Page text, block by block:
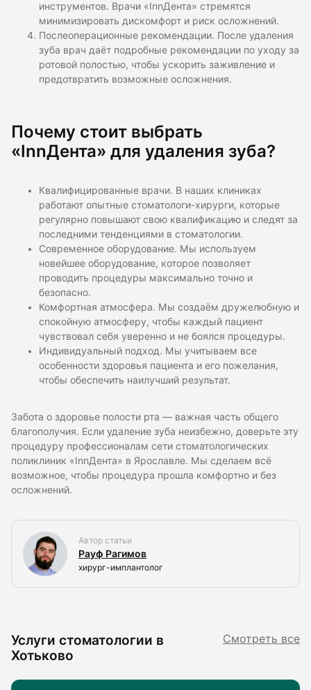
инструментов. Врачи «InnДента» стремятся
минимизировать дискомфорт и риск осложнений.
Послеоперационные рекомендации. После удаления
зуба врач даёт подробные рекомендации по уходу за
ротовой полостью, чтобы ускорить заживление и
предотвратить возможные осложнения.
Почему стоит выбрать
«InnДента» для удаления зуба?
Квалифицированные врачи. В наших клиниках
работают опытные стоматологи-хирурги, которые
регулярно повышают свою квалификацию и следят за
последними тенденциями в стоматологии.
Современное оборудование. Мы используем
новейшее оборудование, которое позволяет
проводить процедуры максимально точно и
безопасно.
Комфортная атмосфера. Мы создаём дружелюбную и
спокойную атмосферу, чтобы каждый пациент
чувствовал себя уверенно и не боялся процедуры.
Индивидуальный подход. Мы учитываем все
особенности здоровья пациента и его пожелания,
чтобы обеспечить наилучший результат.
Забота о здоровье полости рта — важная часть общего
благополучия. Если удаление зуба неизбежно, доверьте эту
процедуру профессионалам сети стоматологических
поликлиник «InnДента» в Ярославле. Мы сделаем всё
возможное, чтобы процедура прошла комфортно и без
осложнений.
Автор статьи
Рауф Рагимов
хирург-имплантолог
Услуги стоматологии в
Хотьково
Смотреть все